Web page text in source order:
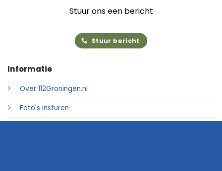
Informatie
Over 112Groningen.nl
Foto's insturen
Stuur ons een bericht
Stuur bericht